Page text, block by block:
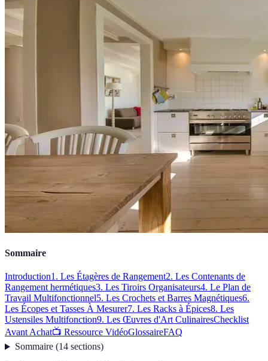
Sommaire
Introduction1. Les Étagères de Rangement2. Les Contenants de
Rangement hermétiques3. Les Tiroirs Organisateurs4. Le Plan de
Travail Multifonctionnel5. Les Crochets et Barres Magnétiques6.
Les Écopes et Tasses À Mesurer7. Les Racks à Épices8. Les
Ustensiles Multifonction9. Les Œuvres d'Art CulinairesChecklist
Avant Achat📺 Ressource VidéoGlossaireFAQ
Sommaire(14 sections)